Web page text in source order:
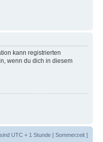
kann registrierten
wenn du dich in diesem
UTC + 1 Stunde [ Sommerzeit ]